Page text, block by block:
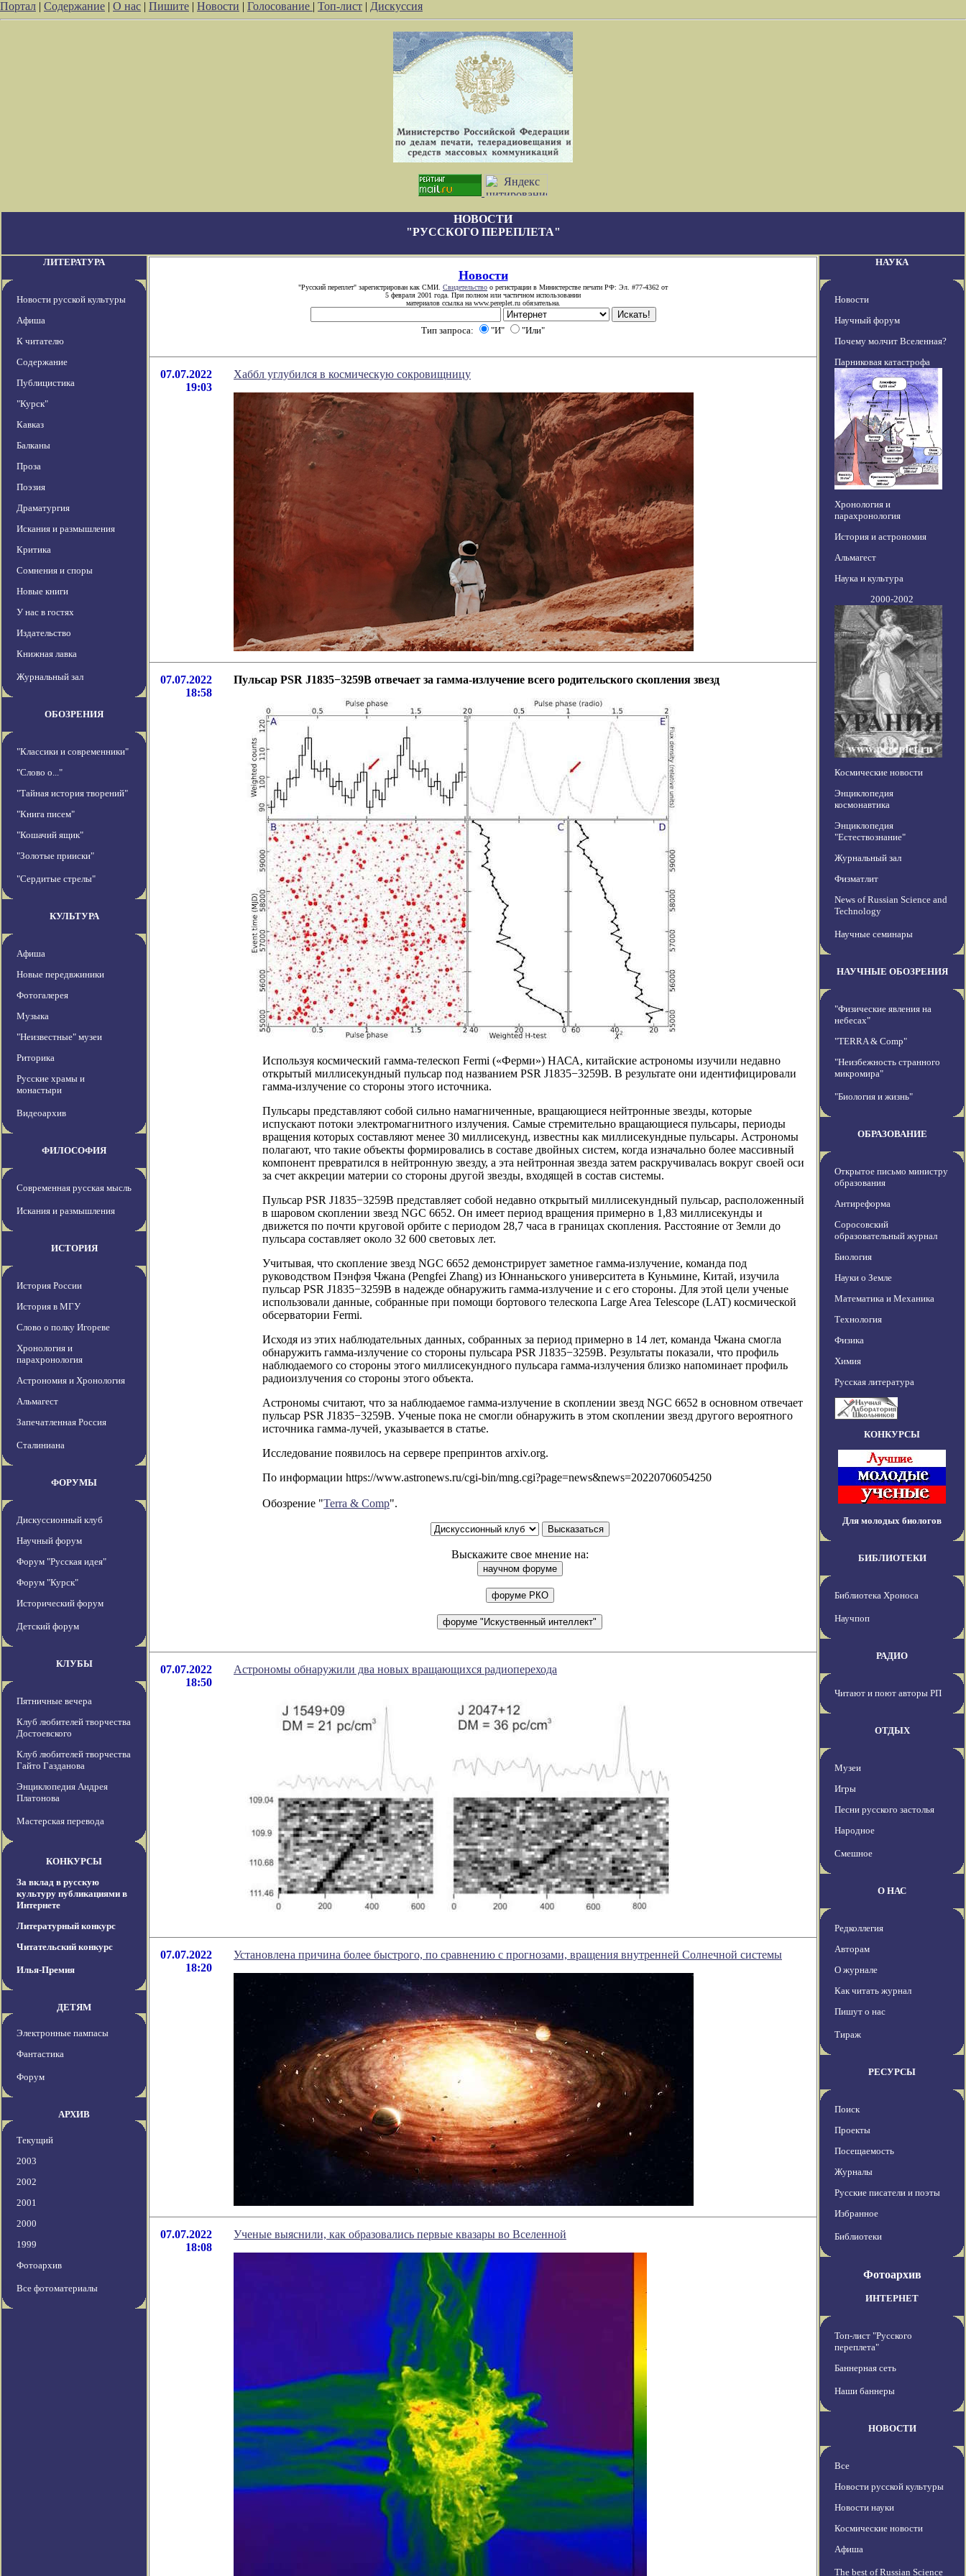
Портал | Содержание | О нас | Пишите | Новости | Голосование | Топ-лист | Дискуссия
НОВОСТИ
"РУССКОГО ПЕРЕПЛЕТА"
ЛИТЕРАТУРА
Новости русской культуры
Афиша
К читателю
Содержание
Публицистика
"Курск"
Кавказ
Балканы
Проза
Поэзия
Драматургия
Искания и размышления
Критика
Сомнения и споры
Новые книги
У нас в гостях
Издательство
Книжная лавка
Журнальный зал
ОБОЗРЕНИЯ
"Классики и современники"
"Слово о..."
"Тайная история творений"
"Книга писем"
"Кошачий ящик"
"Золотые прииски"
"Сердитые стрелы"
КУЛЬТУРА
Афиша
Новые передвжиники
Фотогалерея
Музыка
"Неизвестные" музеи
Риторика
Русские храмы и
монастыри
Видеоархив
ФИЛОСОФИЯ
Современная русская мысль
Искания и размышления
ИСТОРИЯ
История России
История в МГУ
Слово о полку Игореве
Хронология и
парахронология
Астрономия и Хронология
Альмагест
Запечатленная Россия
Сталиниана
ФОРУМЫ
Дискуссионный клуб
Научный форум
Форум "Русская идея"
Форум "Курск"
Исторический форум
Детский форум
КЛУБЫ
Пятничные вечера
Клуб любителей творчества
Достоевского
Клуб любителей творчества
Гайто Газданова
Энциклопедия Андрея
Платонова
Мастерская перевода
КОНКУРСЫ
За вклад в русскую
культуру публикациями в
Интернете
Литературный конкурс
Читательский конкурс
Илья-Премия
ДЕТЯМ
Электронные пампасы
Фантастика
Форум
АРХИВ
Текущий
2003
2002
2001
2000
1999
Фотоархив
Все фотоматериалы
Новости
"Русский переплет" зарегистрирован как СМИ. Свидетельство о регистрации в Министерстве печати РФ: Эл. #77-4362 от
5 февраля 2001 года. При полном или частичном использовании
материалов ссылка на www.pereplet.ru обязательна.
Тип запроса: "И" "Или"
07.07.2022
19:03
Хаббл углубился в космическую сокровищницу
07.07.2022
18:58
Пульсар PSR J1835−3259B отвечает за гамма-излучение всего родительского скопления звезд
Используя космический гамма-телескоп Fermi («Ферми») НАСА, китайские астрономы изучили недавно
открытый миллисекундный пульсар под названием PSR J1835−3259B. В результате они идентифицировали
гамма-излучение со стороны этого источника.
Пульсары представляют собой сильно намагниченные, вращающиеся нейтронные звезды, которые
испускают потоки электромагнитного излучения. Самые стремительно вращающиеся пульсары, периоды
вращения которых составляют менее 30 миллисекунд, известны как миллисекундные пульсары. Астрономы
полагают, что такие объекты формировались в составе двойных систем, когда изначально более массивный
компонент превратился в нейтронную звезду, а эта нейтронная звезда затем раскручивалась вокруг своей оси
за счет аккреции материи со стороны другой звезды, входящей в состав системы.
Пульсар PSR J1835−3259B представляет собой недавно открытый миллисекундный пульсар, расположенный
в шаровом скоплении звезд NGC 6652. Он имеет период вращения примерно в 1,83 миллисекунды и
движется по почти круговой орбите с периодом 28,7 часа в границах скопления. Расстояние от Земли до
пульсара составляет около 32 600 световых лет.
Учитывая, что скопление звезд NGC 6652 демонстрирует заметное гамма-излучение, команда под
руководством Пэнфэя Чжана (Pengfei Zhang) из Юннаньского университета в Куньмине, Китай, изучила
пульсар PSR J1835−3259B в надежде обнаружить гамма-излучение и с его стороны. Для этой цели ученые
использовали данные, собранные при помощи бортового телескопа Large Area Telescope (LAT) космической
обсерватории Fermi.
Исходя из этих наблюдательных данных, собранных за период примерно в 14 лет, команда Чжана смогла
обнаружить гамма-излучение со стороны пульсара PSR J1835−3259B. Результаты показали, что профиль
наблюдаемого со стороны этого миллисекундного пульсара гамма-излучения близко напоминает профиль
радиоизлучения со стороны этого объекта.
Астрономы считают, что за наблюдаемое гамма-излучение в скоплении звезд NGC 6652 в основном отвечает
пульсар PSR J1835−3259B. Ученые пока не смогли обнаружить в этом скоплении звезд другого вероятного
источника гамма-лучей, указывается в статье.
Исследование появилось на сервере препринтов arxiv.org.
По информации https://www.astronews.ru/cgi-bin/mng.cgi?page=news&news=20220706054250
Обозрение "Terra & Comp".
Выскажите свое мнение на:
07.07.2022
18:50
Астрономы обнаружили два новых вращающихся радиоперехода
07.07.2022
18:20
Установлена причина более быстрого, по сравнению с прогнозами, вращения внутренней Солнечной системы
07.07.2022
18:08
Ученые выяснили, как образовались первые квазары во Вселенной
НАУКА
Новости
Научный форум
Почему молчит Вселенная?
Парниковая катастрофа
Хронология и
парахронология
История и астрономия
Альмагест
Наука и культура
2000-2002
Космические новости
Энциклопедия
космонавтика
Энциклопедия
"Естествознание"
Журнальный зал
Физматлит
News of Russian Science and
Technology
Научные семинары
НАУЧНЫЕ ОБОЗРЕНИЯ
"Физические явления на
небесах"
"TERRA & Comp"
"Неизбежность странного
микромира"
"Биология и жизнь"
ОБРАЗОВАНИЕ
Открытое письмо министру
образования
Антиреформа
Соросовский
образовательный журнал
Биология
Науки о Земле
Математика и Механика
Технология
Физика
Химия
Русская литература
КОНКУРСЫ
Для молодых биологов
БИБЛИОТЕКИ
Библиотека Хроноса
Научпоп
РАДИО
Читают и поют авторы РП
ОТДЫХ
Музеи
Игры
Песни русского застолья
Народное
Смешное
О НАС
Редколлегия
Авторам
О журнале
Как читать журнал
Пишут о нас
Тираж
РЕСУРСЫ
Поиск
Проекты
Посещаемость
Журналы
Русские писатели и поэты
Избранное
Библиотеки
Фотоархив
ИНТЕРНЕТ
Топ-лист "Русского
переплета"
Баннерная сеть
Наши баннеры
НОВОСТИ
Все
Новости русской культуры
Новости науки
Космические новости
Афиша
The best of Russian Science